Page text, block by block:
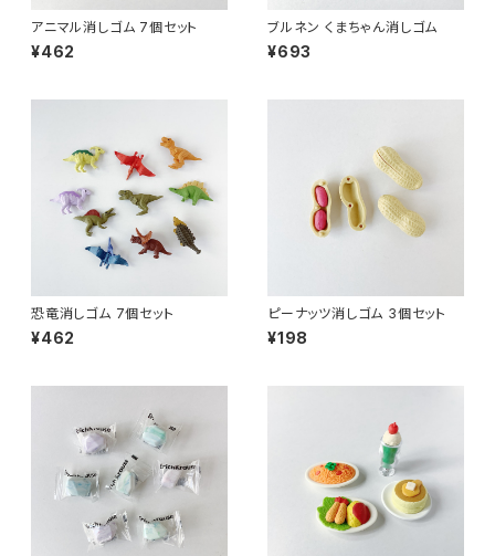
アニマル消しゴム 7個セット
¥462
ブルネン くまちゃん消しゴム
¥693
恐竜消しゴム 7個セット
¥462
ピーナッツ消しゴム 3個セット
¥198